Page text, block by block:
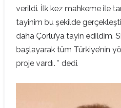
verildi. İlk kez mahkeme ile
tayinim bu şekilde
daha Çorlu’ya tayin edildim.
başlayarak tüm Türkiye’nin
proje vardı. ” dedi.